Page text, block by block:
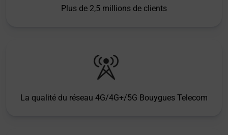
Plus de 2,5 millions de clients
La qualité du réseau 4G/4G+/5G Bouygues Telecom